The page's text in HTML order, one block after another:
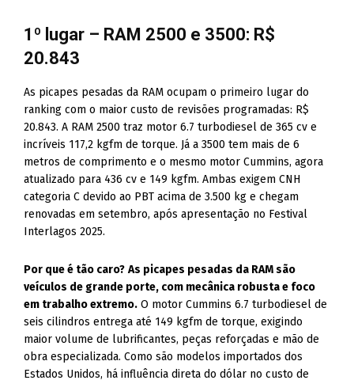
1º lugar – RAM 2500 e 3500: R$
20.843
As picapes pesadas da RAM ocupam o primeiro lugar do
ranking com o maior custo de revisões programadas: R$
20.843. A RAM 2500 traz motor 6.7 turbodiesel de 365 cv e
incríveis 117,2 kgfm de torque. Já a 3500 tem mais de 6
metros de comprimento e o mesmo motor Cummins, agora
atualizado para 436 cv e 149 kgfm. Ambas exigem CNH
categoria C devido ao PBT acima de 3.500 kg e chegam
renovadas em setembro, após apresentação no Festival
Interlagos 2025.
Por que é tão caro? As picapes pesadas da RAM são
veículos de grande porte, com mecânica robusta e foco
em trabalho extremo. O motor Cummins 6.7 turbodiesel de
seis cilindros entrega até 149 kgfm de torque, exigindo
maior volume de lubrificantes, peças reforçadas e mão de
obra especializada. Como são modelos importados dos
Estados Unidos, há influência direta do dólar no custo de